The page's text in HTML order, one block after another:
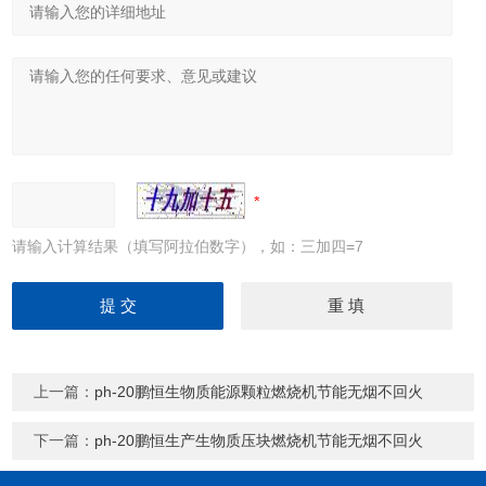
请输入计算结果（填写阿拉伯数字），如：三加四=7
上一篇： ph-20鹏恒生物质能源颗粒燃烧机节能无烟不回火
下一篇： ph-20鹏恒生产生物质压块燃烧机节能无烟不回火